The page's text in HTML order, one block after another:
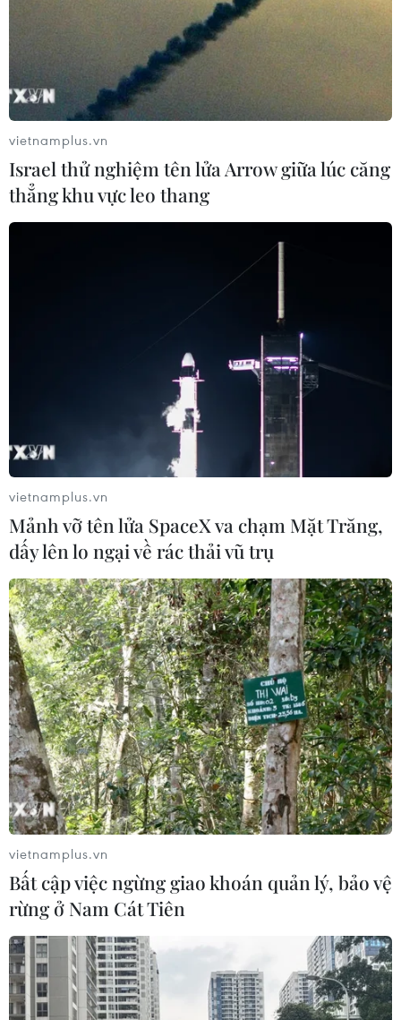
vietnamplus.vn
Israel thử nghiệm tên lửa Arrow giữa lúc căng
thẳng khu vực leo thang
vietnamplus.vn
Mảnh vỡ tên lửa SpaceX va chạm Mặt Trăng,
dấy lên lo ngại về rác thải vũ trụ
vietnamplus.vn
Bất cập việc ngừng giao khoán quản lý, bảo vệ
rừng ở Nam Cát Tiên